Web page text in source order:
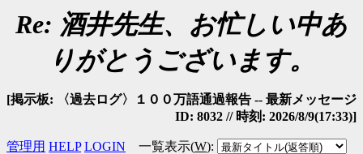
Re: 酒井先生、お忙しい中あ
りがとうございます。
[掲示板: 〈過去ログ〉１００万語通過報告 -- 最新メッセージ
ID: 8032 // 時刻: 2026/8/9(17:33)]
管理用 HELP LOGIN 一覧表示(W):